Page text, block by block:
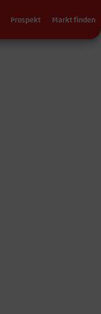
Prospekt Markt finden